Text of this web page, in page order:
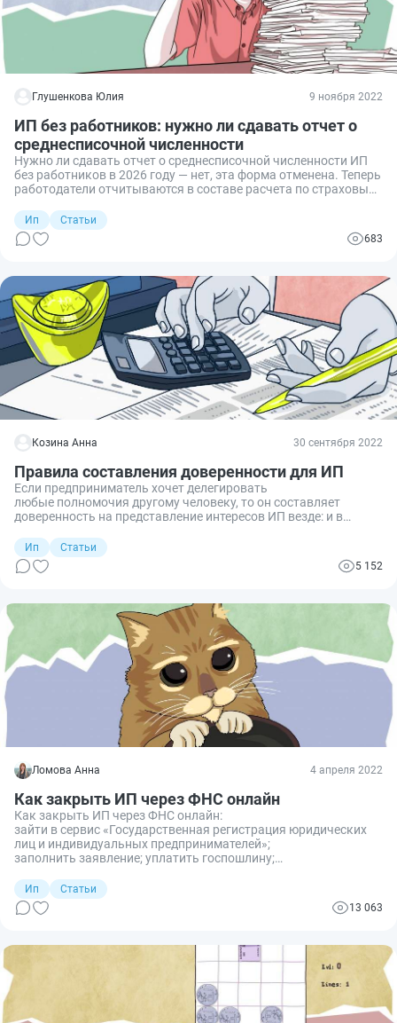
Глушенкова Юлия 9 ноября 2022
ИП без работников: нужно ли сдавать отчет о
среднесписочной численности
Нужно ли сдавать отчет о среднесписочной численности ИП
без работников в 2026 году — нет, эта форма отменена. Теперь
работодатели отчитываются в составе расчета по страховым
тоже не сдает.
Ип
Статьи
683
Козина Анна 30 сентября 2022
Правила составления доверенности для ИП
Если предприниматель хочет делегировать
любые полномочия другому человеку, то он составляет
доверенность на представление интересов ИП везде: и в
Доверенность оформляется в письменном виде и
в определенных ситуациях требует нотариального заверения.
Ип
Статьи
5 152
Ломова Анна 4 апреля 2022
Как закрыть ИП через ФНС онлайн
Как закрыть ИП через ФНС онлайн:
зайти в сервис «Государственная регистрация юридических
лиц и индивидуальных предпринимателей»;
заполнить заявление; уплатить госпошлину;
Ип
Статьи
13 063